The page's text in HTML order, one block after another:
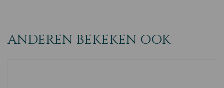
ANDEREN BEKEKEN OOK